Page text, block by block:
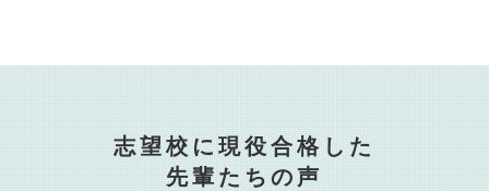
志望校に現役合格した
先輩たちの声